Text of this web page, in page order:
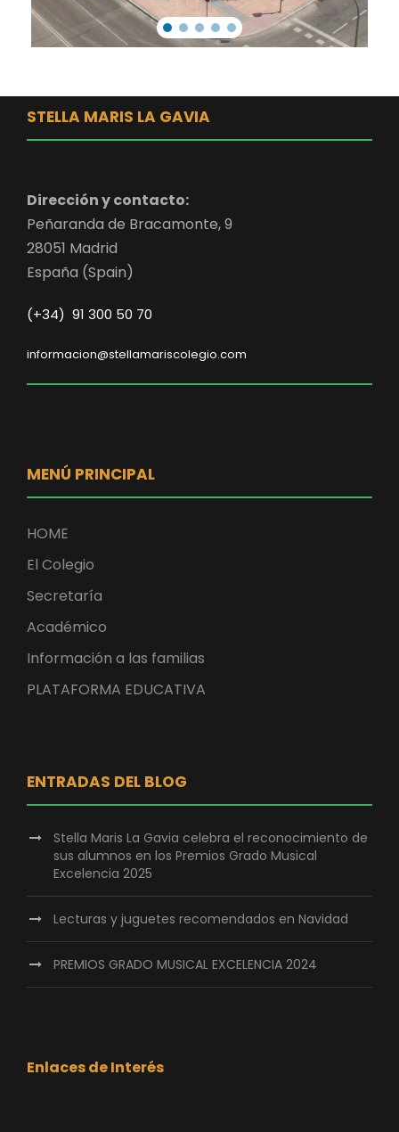
STELLA MARIS LA GAVIA
Dirección y contacto:
Peñaranda de Bracamonte, 9
28051 Madrid
España (Spain)
(+34) 91 300 50 70
informacion@stellamariscolegio.com
MENÚ PRINCIPAL
HOME
El Colegio
Secretaría
Académico
Información a las familias
PLATAFORMA EDUCATIVA
ENTRADAS DEL BLOG
Stella Maris La Gavia celebra el reconocimiento de
sus alumnos en los Premios Grado Musical
Excelencia 2025
Lecturas y juguetes recomendados en Navidad
PREMIOS GRADO MUSICAL EXCELENCIA 2024
Enlaces de Interés